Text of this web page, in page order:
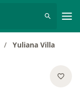
Yuliana Villa